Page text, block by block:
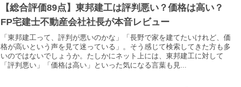
【総合評価89点】東邦建工は評判悪い？価格は高い？
FP宅建士不動産会社社長が本音レビュー
「東邦建工って、評判が悪いのかな」「長野で家を建てたいけれど、価
格が高いという声を見て迷っている」。そう感じて検索してきた方も多
いのではないでしょうか。たしかにネット上には、東邦建工に対して
「評判悪い」「価格は高い」といった気になる言葉も見...